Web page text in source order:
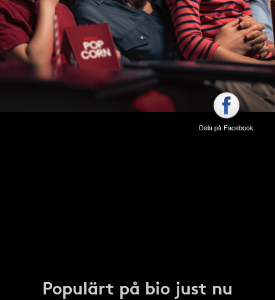
Dela på Facebook
Populärt på bio just nu